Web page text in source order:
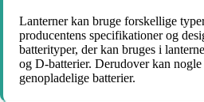
Lanterner kan bruge forskellige
producentens specifikationer og
batterityper, der kan bruges i
og D-batterier. Derudover kan nogle
genopladelige batterier.